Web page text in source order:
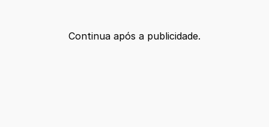
Continua após a publicidade.